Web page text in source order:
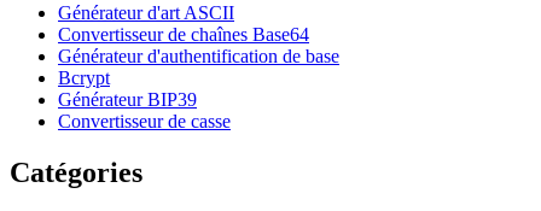
Générateur d'art ASCII
Convertisseur de chaînes Base64
Générateur d'authentification de base
Bcrypt
Générateur BIP39
Convertisseur de casse
Catégories